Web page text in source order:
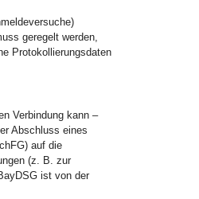
geregelt werden,
Protokollierungsdaten
Verbindung kann –
Abschluss eines
auf die
(z. B. zur
ist von der